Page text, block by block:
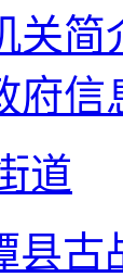
关简
府信
道
县古